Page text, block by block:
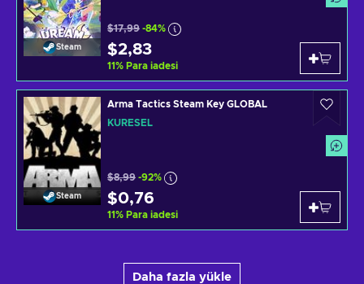
Steam
$17,99 -84%
$2,83
11% Para iadesi
Steam
Arma Tactics Steam Key GLOBAL
KÜRESEL
$8,99 -92%
$0,76
11% Para iadesi
Daha fazla yükle